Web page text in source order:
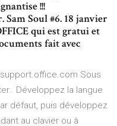
!!!
Soul #6. 18 janvier
qui est gratui et
fait avec
support.office.com Sous
Développez la langue
défaut, puis développez
au clavier ou à